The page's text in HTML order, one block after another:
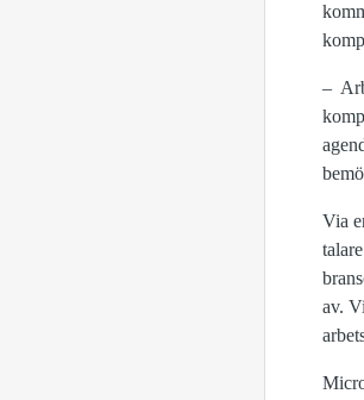
–
Via
av.